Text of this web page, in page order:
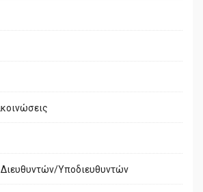
Υποδιευθυντών